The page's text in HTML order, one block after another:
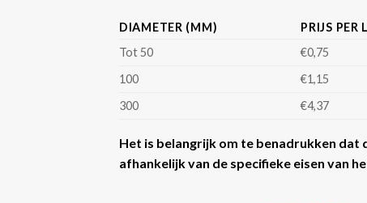
DIAMETER (MM)
PRIJS PER
Tot 50
€0,75
100
€1,15
300
€4,37
Het is belangrijk om te benadrukken dat
afhankelijk van de specifieke eisen van